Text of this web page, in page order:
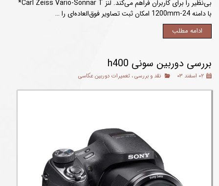
بی‌نظیر را برای کاربران فراهم می‌کند. لنز Carl Zeiss Vario-Sonnar T*
با دامنه 24-1200mm امکان ثبت تصاویر فوق‌العاده‌ای را …
ادامه مطلب
بررسی دوربین سونی h400
۰۲ اسفند ۰۳ نقد و بررسی، تعمیرات دوربین عکاسی